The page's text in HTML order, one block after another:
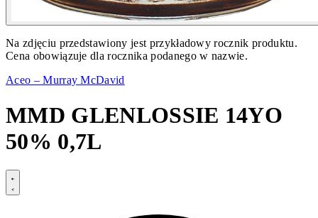
Na zdjęciu przedstawiony jest przykładowy rocznik produktu.
Cena obowiązuje dla rocznika podanego w nazwie.
Aceo – Murray McDavid
MMD GLENLOSSIE 14YO
50% 0,7L